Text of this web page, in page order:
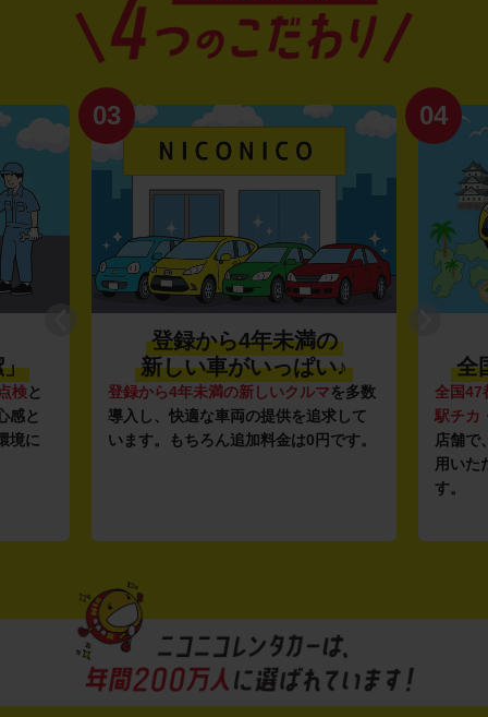
」
検と
感と
境に
03
登録から4年未満の
新しい車がいっぱい♪
登録から4年未満の新しいクルマを多数
導入し、快適な車両の提供を追求して
います。もちろん追加料金は0円です。
04
全
全国47
駅チカ
店舗で
用いた
す。